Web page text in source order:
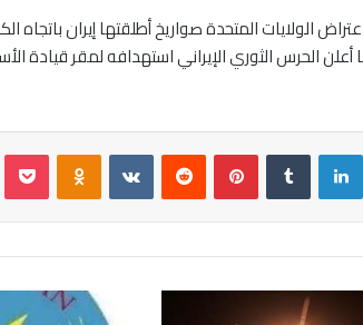
الولايات المتحدة صواريخ أطلقتها إيران باتجاه
أعلن الحرس الثوري الإيراني استهدافه لمقر قيادة
لينكدإن بينتيريست
مؤسسة